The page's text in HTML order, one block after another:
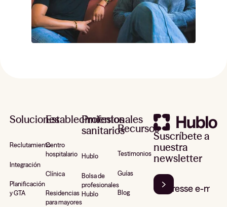
Soluciones
Reclutamiento
Integración
Planificación
y GTA
Establecimientos
Centro
hospitalario
Clínica
Residencias
para mayores
Profesionales
sanitarios
Hublo
Bolsa de
profesionales
Hublo
Recursos
Testimonios
Guías
Blog
Suscríbete a
nuestra
newsletter